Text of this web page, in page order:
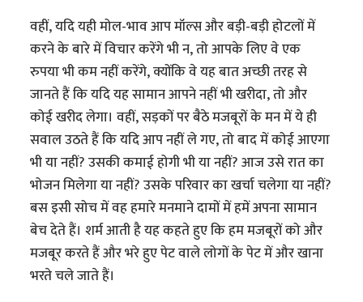
वहीं, यदि यही मोल-भाव आप मॉल्स और बड़ी-बड़ी होटलों में
करने के बारे में विचार करेंगे भी न, तो आपके लिए वे एक
रुपया भी कम नहीं करेंगे, क्योंकि वे यह बात अच्छी तरह से
जानते हैं कि यदि यह सामान आपने नहीं भी खरीदा, तो और
कोई खरीद लेगा। वहीं, सड़कों पर बैठे मजबूरों के मन में ये ही
सवाल उठते हैं कि यदि आप नहीं ले गए, तो बाद में कोई आएगा
भी या नहीं? उसकी कमाई होगी भी या नहीं? आज उसे रात का
भोजन मिलेगा या नहीं? उसके परिवार का खर्चा चलेगा या नहीं?
बस इसी सोच में वह हमारे मनमाने दामों में हमें अपना सामान
बेच देते हैं। शर्म आती है यह कहते हुए कि हम मजबूरों को और
मजबूर करते हैं और भरे हुए पेट वाले लोगों के पेट में और खाना
भरते चले जाते हैं।